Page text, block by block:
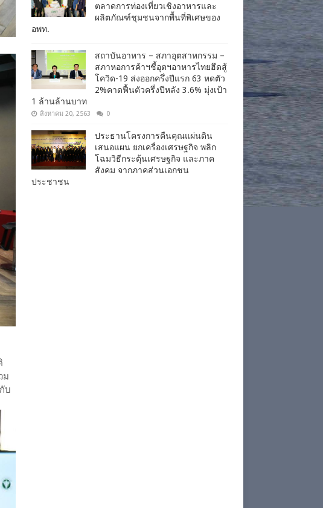
ม
บ
ตลาดการท่องเที่ยวเชิงอาหารและ
ผลิตภัณฑ์ชุมชนจากพื้นที่พิเศษของ
อพท.
สถาบันอาหาร – สภาอุตสาหกรรม –
สภาหอการค้าฯชี้อุตฯอาหารไทยฮึดสู้
โควิด-19 ส่งออกครึ่งปีแรก 63 หดตัว
2%คาดฟื้นตัวครึ่งปีหลัง 3.6% มุ่งเป้า
1 ล้านล้านบาท
สิงหาคม 20, 2563 0
ประธานโครงการคืนคุณแผ่นดิน
เสนอแผน ยกเครื่องเศรษฐกิจ พลิก
โฉมวิธีกระตุ้นเศรษฐกิจ และภาค
สังคม จากภาคส่วนเอกชน
ประชาชน